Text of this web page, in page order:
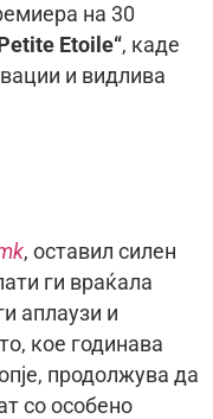
на 30
Etoile“, каде
и видлива
, оставил силен
ги враќала
аплаузи и
кое годинава
продолжува да
со особено